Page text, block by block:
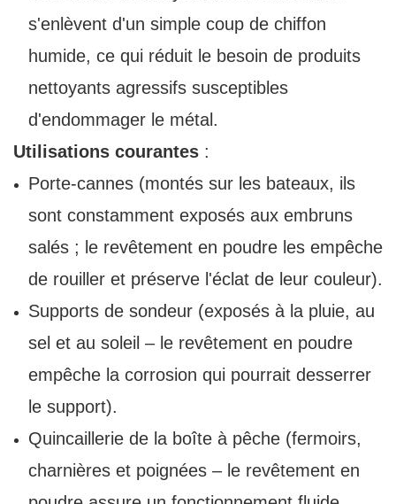
s'enlèvent d'un simple coup de chiffon
humide, ce qui réduit le besoin de produits
nettoyants agressifs susceptibles
d'endommager le métal.
Utilisations courantes :
Porte-cannes (montés sur les bateaux, ils
sont constamment exposés aux embruns
salés ; le revêtement en poudre les empêche
de rouiller et préserve l'éclat de leur couleur).
Supports de sondeur (exposés à la pluie, au
sel et au soleil – le revêtement en poudre
empêche la corrosion qui pourrait desserrer
le support).
Quincaillerie de la boîte à pêche (fermoirs,
charnières et poignées – le revêtement en